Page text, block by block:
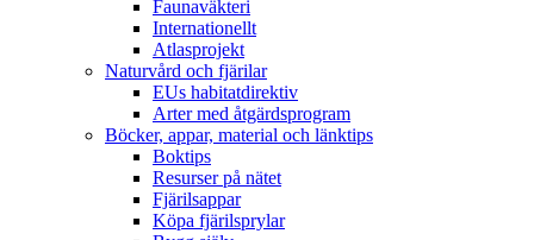
Faunaväkteri
Internationellt
Atlasprojekt
Naturvård och fjärilar
EUs habitatdirektiv
Arter med åtgärdsprogram
Böcker, appar, material och länktips
Boktips
Resurser på nätet
Fjärilsappar
Köpa fjärilsprylar